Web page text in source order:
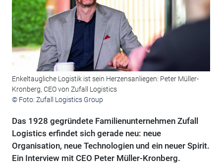
Enkeltaugliche Logistik ist sein Herzensanliegen: Peter Müller-
Kronberg, CEO von Zufall Logistics
© Foto: Zufall Logistics Group
Das 1928 gegründete Familienunternehmen Zufall
Logistics erfindet sich gerade neu: neue
Organisation, neue Technologien und ein neuer Spirit.
Ein Interview mit CEO Peter Müller-Kronberg.